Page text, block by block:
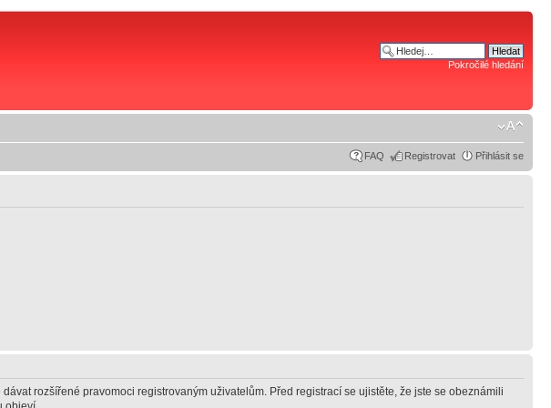
Pokročilé hledání
FAQ Registrovat Přihlásit se
rozšířené pravomoci registrovaným uživatelům. Před registrací se ujistěte, že jste se obeznámili